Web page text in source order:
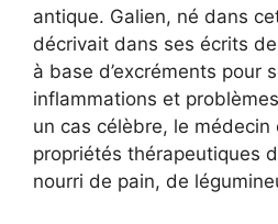
antique. Galien, né dans
décrivait dans ses écrits
à base d’excréments pour
inflammations et
un cas célèbre, le médecin
propriétés thérapeutiques
nourri de pain, de